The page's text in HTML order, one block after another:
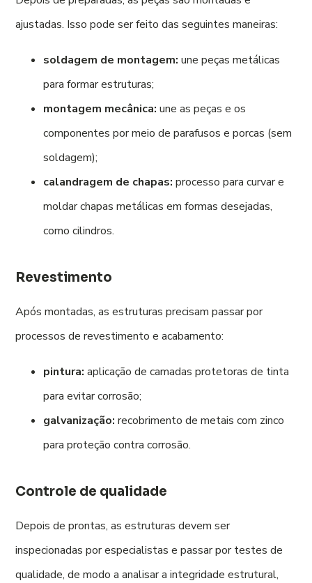
ajustadas. Isso pode ser feito das seguintes maneiras:
soldagem de montagem:une peças metálicas
para formar estruturas;
montagem mecânica:une as peças e os
componentes por meio de parafusos e porcas (sem
soldagem);
calandragem de chapas:processo para curvar e
moldar chapas metálicas em formas desejadas,
como cilindros.
Revestimento
Após montadas, as estruturas precisam passar por
processos de revestimento e acabamento:
pintura:aplicação de camadas protetoras de tinta
para evitar corrosão;
galvanização: recobrimento de metais com zinco
para proteção contra corrosão.
Controle de qualidade
Depois de prontas, as estruturas devem ser
inspecionadas por especialistas e passar por testes de
qualidade, de modo a analisar a integridade estrutural,